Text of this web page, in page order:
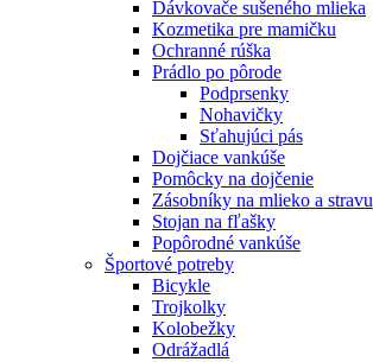
Dávkovače sušeného mlieka
Kozmetika pre mamičku
Ochranné rúška
Prádlo po pôrode
Podprsenky
Nohavičky
Sťahujúci pás
Dojčiace vankúše
Pomôcky na dojčenie
Zásobníky na mlieko a stravu
Stojan na fľašky
Popôrodné vankúše
Športové potreby
Bicykle
Trojkolky
Kolobežky
Odrážadlá